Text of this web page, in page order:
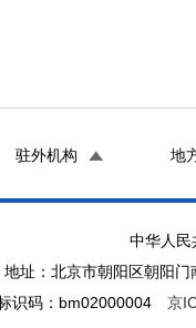
驻外机构 地
中华人
址：北京市朝阳区朝阳
识码：bm02000004 京